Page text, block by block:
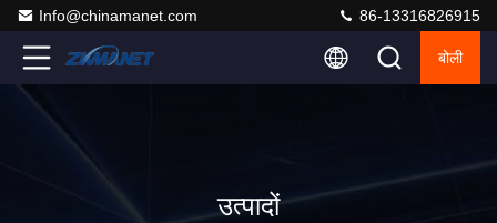
Info@chinamanet.com 86-13316826915
बोली
उत्पादों